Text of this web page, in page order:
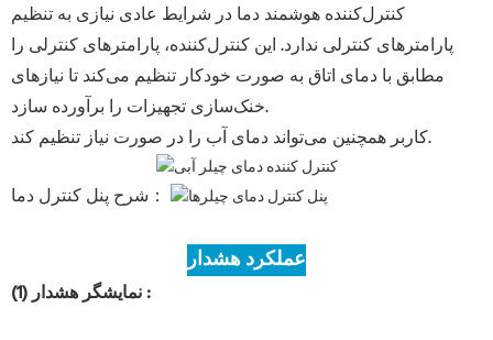
کنترل‌کننده هوشمند دما در شرایط عادی نیازی به تنظیم
پارامترهای کنترلی ندارد. این کنترل‌کننده، پارامترهای کنترلی را
مطابق با دمای اتاق به صورت خودکار تنظیم می‌کند تا نیازهای
خنک‌سازی تجهیزات را برآورده سازد.
کاربر همچنین می‌تواند دمای آب را در صورت نیاز تنظیم کند.
شرح پنل کنترل دما：
عملکرد هشدار
(1) نمایشگر هشدار: